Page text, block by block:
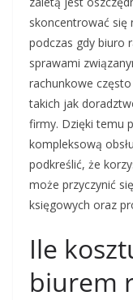
skoncentrować się
podczas gdy biuro
sprawami
rachunkowe
takich jak
firmy. Dzięki temu
kompleksową
podkreślić, że
może przyczynić
księgowych oraz
Ile
biurem